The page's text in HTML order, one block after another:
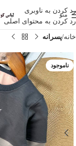
رد کردن به ناوبری
رد کردن به محتوای اصلی
منو
خانه پسرانه
ناموجود